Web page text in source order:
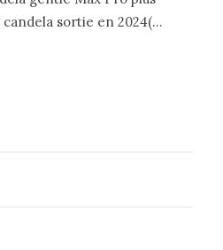
sortie en 2024(…